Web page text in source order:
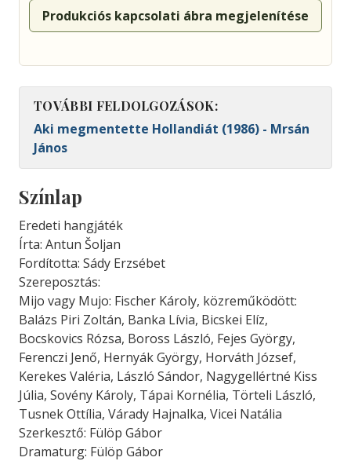
Produkciós kapcsolati ábra megjelenítése
TOVÁBBI FELDOLGOZÁSOK:
Aki megmentette Hollandiát (1986) - Mrsán
János
Színlap
Eredeti hangjáték
Írta: Antun Šoljan
Fordította: Sády Erzsébet
Szereposztás:
Mijo vagy Mujo: Fischer Károly, közreműködött:
Balázs Piri Zoltán, Banka Lívia, Bicskei Elíz,
Bocskovics Rózsa, Boross László, Fejes György,
Ferenczi Jenő, Hernyák György, Horváth József,
Kerekes Valéria, László Sándor, Nagygellértné Kiss
Júlia, Sovény Károly, Tápai Kornélia, Törteli László,
Tusnek Ottília, Várady Hajnalka, Vicei Natália
Szerkesztő: Fülöp Gábor
Dramaturg: Fülöp Gábor